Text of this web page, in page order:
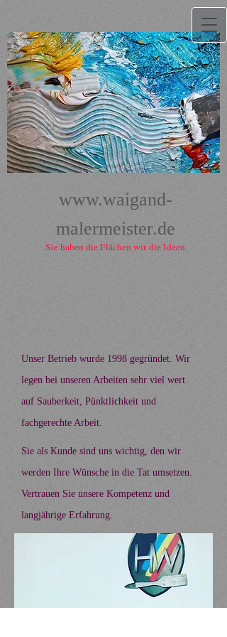
www.waigand-
malermeister.de
Sie haben die Flächen wir die Ideen
Unser Betrieb wurde 1998 gegründet. Wir
legen bei unseren Arbeiten sehr viel wert
auf Sauberkeit, Pünktlichkeit und
fachgerechte Arbeit.
Sie als Kunde sind uns wichtig, den wir
werden Ihre Wünsche in die Tat umsetzen.
Vertrauen Sie unsere Kompetenz und
langjährige Erfahrung.